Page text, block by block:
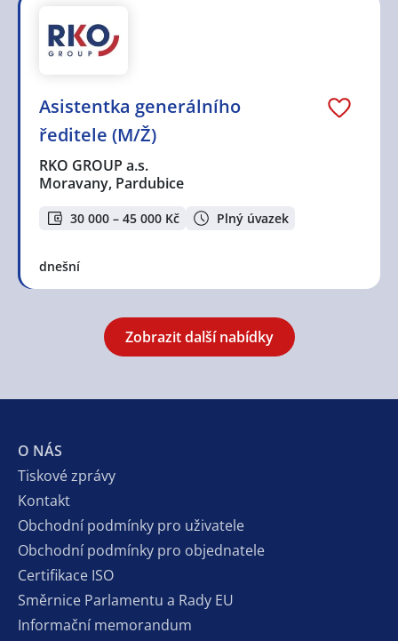
Asistentka generálního
ředitele (M/Ž)
RKO GROUP a.s.
Moravany, Pardubice
30 000 – 45 000 Kč Plný úvazek
dnešní
Zobrazit další nabídky
O NÁS
Tiskové zprávy
Kontakt
Obchodní podmínky pro uživatele
Obchodní podmínky pro objednatele
Certifikace ISO
Směrnice Parlamentu a Rady EU
Informační memorandum